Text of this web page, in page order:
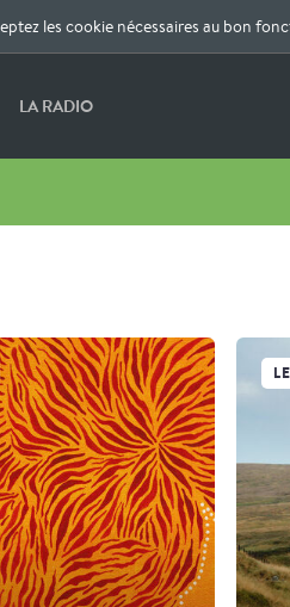
les cookie nécessaires au bon
LA RADIO